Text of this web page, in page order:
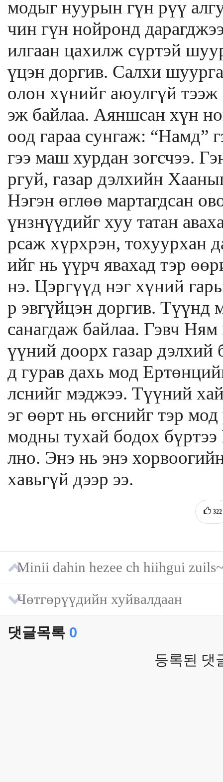
модыг нуурын гүн рүү
чин гүн нойронд
илгаан цахилж сүртэй
үцэн доргив. Салхи
олон хүнийг аюулгүй тээж
эж байлаа. Аяншсан хүн
оод гараа сунгаж: “Намд”
гээ маш хурдан зогсчээ.
ргуй, газар дэлхийн
Нэгэн өглөө мартагдсан
үнзнүүдийг хуу татан
рсаж хүрхрэн, тохуурхан
ийг нь үүрч явахад тэр
нэ. Цэргүүд нэг хүний
р эвгүйцэн доргив. Түүнд
санагдаж байлаа. Гэвч
үүний доорх газар дэлхий
д гурав дахь мод
лснийг мэджээ. Түүний
эг өөрт нь өгснийг тэр
модны тухай бодох
лно. Энэ нь энэ
хавьгүй дээр ээ.
322
Minii dahin hezee ch hiihgui
Чөтгөрүүдийн хуйвалдаан
댓글목록 0
등록된 댓